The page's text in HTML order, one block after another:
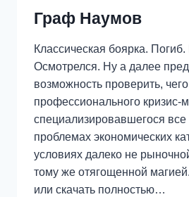
Граф Наумов
Классическая боярка.
Осмотрелся. Ну а далее
возможность проверить,
профессионального кризис-
специализировавшегося все
проблемах экономических
условиях далеко не
тому же отягощенной
или скачать полностью…